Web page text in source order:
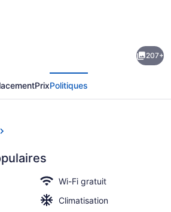
Condo, 2 chambres, vue sur la
207+
PrixPolitiques
Wi-Fi gratuit
Climatisation